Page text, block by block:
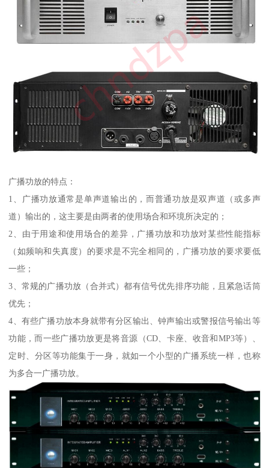
广播功放的特点：
1、广播功放通常是单声道输出的，而普通功放是双声道（或多声
道）输出的，这主要是由两者的使用场合和环境所决定的；
2、由于用途和使用场合的差异，广播功放和功放对某些性能指标
（如频响和失真度）的要求是不完全相同的，广播功放的要求要低
一些；
3、常规的广播功放（合并式）都有信号优先排序功能，且紧急话筒
优先；
4、有些广播功放本身就带有分区输出、钟声输出或警报信号输出等
功能，而一些广播功放更是将音源（CD、卡座、收音和MP3等）、
定时、分区等功能集于一身，就如一个小型的广播系统一样，也称
为多合一广播功放。